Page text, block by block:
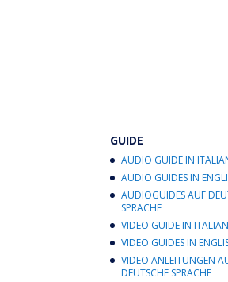
GUIDE
AUDIO GUIDE IN
AUDIO GUIDES IN
AUDIOGUIDES AUF
SPRACHE
VIDEO GUIDE IN
VIDEO GUIDES IN
VIDEO ANLEITUNGEN
DEUTSCHE SPRACHE